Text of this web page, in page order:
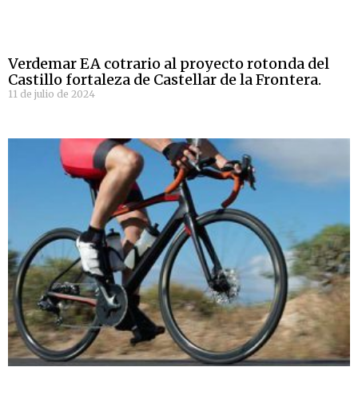
Verdemar EA cotrario al proyecto rotonda del
Castillo fortaleza de Castellar de la Frontera.
11 de julio de 2024